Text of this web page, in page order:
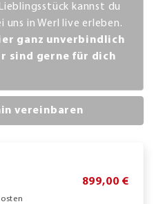
kannst du
uns in Werl live erleben.
ganz unverbindlich
sind gerne für dich
vereinbaren
899,00 €